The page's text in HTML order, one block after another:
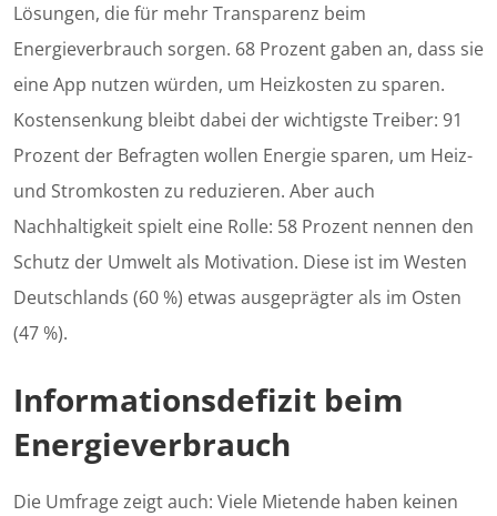
Lösungen, die für mehr Transparenz beim
Energieverbrauch sorgen. 68 Prozent gaben an, dass sie
eine App nutzen würden, um Heizkosten zu sparen.
Kostensenkung bleibt dabei der wichtigste Treiber: 91
Prozent der Befragten wollen Energie sparen, um Heiz-
und Stromkosten zu reduzieren. Aber auch
Nachhaltigkeit spielt eine Rolle: 58 Prozent nennen den
Schutz der Umwelt als Motivation. Diese ist im Westen
Deutschlands (60 %) etwas ausgeprägter als im Osten
(47 %).
Informationsdefizit beim
Energieverbrauch
Die Umfrage zeigt auch: Viele Mietende haben keinen